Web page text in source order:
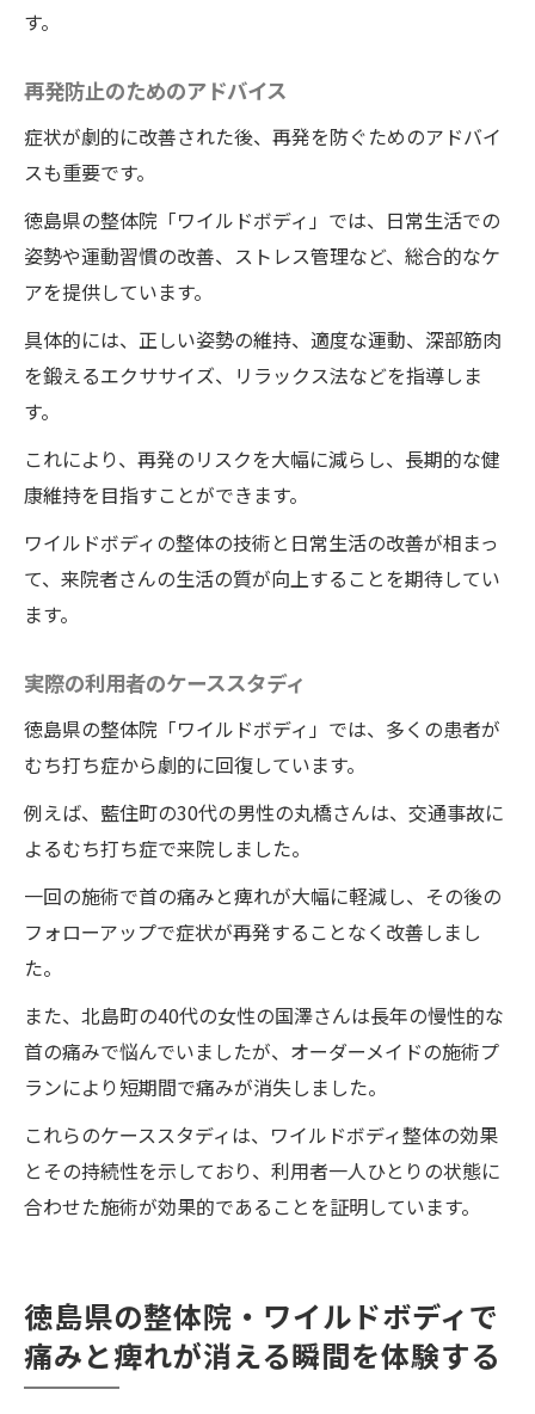
す。
再発防止のためのアドバイス
症状が劇的に改善された後、再発を防ぐためのアドバイ
スも重要です。
徳島県の整体院「ワイルドボディ」では、日常生活での
姿勢や運動習慣の改善、ストレス管理など、総合的なケ
アを提供しています。
具体的には、正しい姿勢の維持、適度な運動、深部筋肉
を鍛えるエクササイズ、リラックス法などを指導しま
す。
これにより、再発のリスクを大幅に減らし、長期的な健
康維持を目指すことができます。
ワイルドボディの整体の技術と日常生活の改善が相まっ
て、来院者さんの生活の質が向上することを期待してい
ます。
実際の利用者のケーススタディ
徳島県の整体院「ワイルドボディ」では、多くの患者が
むち打ち症から劇的に回復しています。
例えば、藍住町の30代の男性の丸橋さんは、交通事故に
よるむち打ち症で来院しました。
一回の施術で首の痛みと痺れが大幅に軽減し、その後の
フォローアップで症状が再発することなく改善しまし
た。
また、北島町の40代の女性の国澤さんは長年の慢性的な
首の痛みで悩んでいましたが、オーダーメイドの施術プ
ランにより短期間で痛みが消失しました。
これらのケーススタディは、ワイルドボディ整体の効果
とその持続性を示しており、利用者一人ひとりの状態に
合わせた施術が効果的であることを証明しています。
徳島県の整体院・ワイルドボディで
痛みと痺れが消える瞬間を体験する